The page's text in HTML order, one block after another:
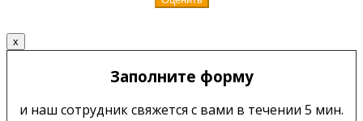
x
Заполните форму
и наш сотрудник свяжется с вами в течении 5 мин.